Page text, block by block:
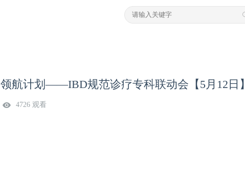
领航计划——IBD规范诊疗专科联动会【5月12日】
4726 观看